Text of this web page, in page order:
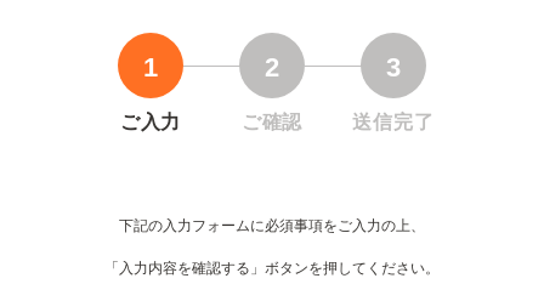
1
ご入力
2
ご確認
3
送信完了
下記の入力フォームに必須事項をご入力の上、
「入力内容を確認する」ボタンを押してください。